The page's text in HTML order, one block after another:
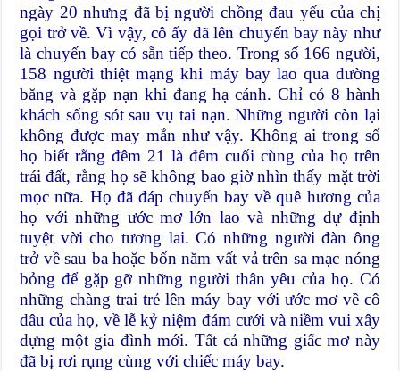
ngày 20 nhưng đã bị người chồng đau yếu của chị
gọi trở về. Vì vậy, cô ấy đã lên chuyến bay này như
là chuyến bay có sẵn tiếp theo. Trong số 166 người,
158 người thiệt mạng khi máy bay lao qua đường
băng và gặp nạn khi đang hạ cánh. Chỉ có 8 hành
khách sống sót sau vụ tai nạn. Những người còn lại
không được may mắn như vậy. Không ai trong số
họ biết rằng đêm 21 là đêm cuối cùng của họ trên
trái đất, rằng họ sẽ không bao giờ nhìn thấy mặt trời
mọc nữa. Họ đã đáp chuyến bay về quê hương của
họ với những ước mơ lớn lao và những dự định
tuyệt vời cho tương lai. Có những người đàn ông
trở về sau ba hoặc bốn năm vất vả trên sa mạc nóng
bỏng để gặp gỡ những người thân yêu của họ. Có
những chàng trai trẻ lên máy bay với ước mơ về cô
dâu của họ, về lễ kỷ niệm đám cưới và niềm vui xây
dựng một gia đình mới. Tất cả những giấc mơ này
đã bị rơi rụng cùng với chiếc máy bay.